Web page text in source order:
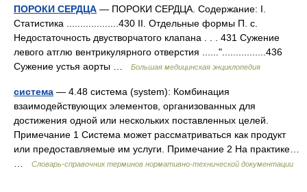
ПОРОКИ СЕРДЦА — ПОРОКИ СЕРДЦА. Содержание: I.
Статистика ...................430 II. Отдельные формы П. с.
Недостаточность двустворчатого клапана . . . 431 Сужение
левого атглю вентрикулярного отверстия ......"................436
Сужение устья аорты …
Большая медицинская энциклопедия
система — 4.48 система (system): Комбинация
взаимодействующих элементов, организованных для
достижения одной или нескольких поставленных целей.
Примечание 1 Система может рассматриваться как продукт
или предоставляемые им услуги. Примечание 2 На практике…
Словарь-справочник терминов нормативно-технической документации